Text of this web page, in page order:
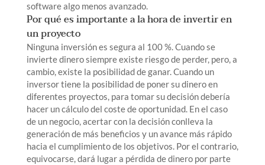
software algo menos avanzado.
Por qué es importante a la hora de invertir en
un proyecto
Ninguna inversión es segura al 100 %. Cuando se
invierte dinero siempre existe riesgo de perder, pero, a
cambio, existe la posibilidad de ganar. Cuando un
inversor tiene la posibilidad de poner su dinero en
diferentes proyectos, para tomar su decisión debería
hacer un cálculo del coste de oportunidad. En el caso
de un negocio, acertar con la decisión conlleva la
generación de más beneficios y un avance más rápido
hacia el cumplimiento de los objetivos. Por el contrario,
equivocarse, dará lugar a pérdida de dinero por parte